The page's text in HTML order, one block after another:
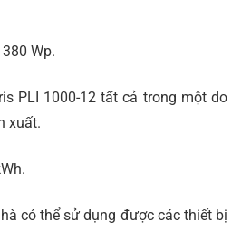
Wp.
PLI 1000-12 tất cả trong một do
xuất.
có thể sử dụng được các thiết bị